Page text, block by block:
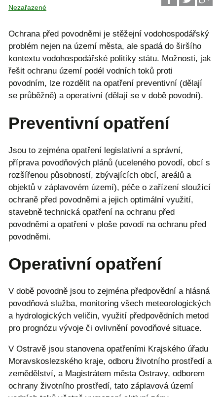
Nezařazené
Ochrana před povodněmi je stěžejní vodohospodářský
problém nejen na území města, ale spadá do širšího
kontextu vodohospodářské politiky státu. Možnosti, jak
řešit ochranu území podél vodních toků proti
povodním, lze rozdělit na opatření preventivní (dělají
se průběžně) a operativní (dělají se v době povodní).
Preventivní opatření
Jsou to zejména opatření legislativní a správní,
příprava povodňových plánů (uceleného povodí, obcí s
rozšířenou působností, zbývajících obcí, areálů a
objektů v záplavovém území), péče o zařízení sloužící
ochraně před povodněmi a jejich optimální využití,
stavebně technická opatření na ochranu před
povodněmi a opatření v ploše povodí na ochranu před
povodněmi.
Operativní opatření
V době povodně jsou to zejména předpovědní a hlásná
povodňová služba, monitoring všech meteorologických
a hydrologických veličin, využití předpovědních metod
pro prognózu vývoje či ovlivnění povodňové situace.
V Ostravě jsou stanovena opatřeními Krajského úřadu
Moravskoslezského kraje, odboru životního prostředí a
zemědělství, a Magistrátem města Ostravy, odborem
ochrany životního prostředí, tato záplavová území